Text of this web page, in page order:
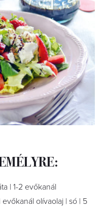
| 1-2 evőkanál
olívaolaj | só | 5